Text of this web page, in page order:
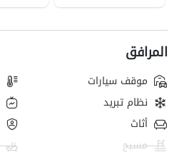
المرافق
موقف سيارات
نظام تبريد
أثاث
مسبح